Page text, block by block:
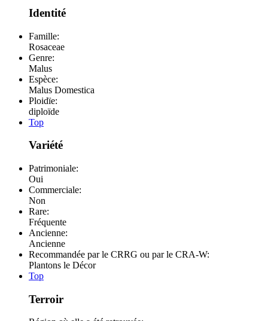
Identité
Famille:
Rosaceae
Genre:
Malus
Espèce:
Malus Domestica
Ploidïe:
diploïde
Top
Variété
Patrimoniale:
Oui
Commerciale:
Non
Rare:
Fréquente
Ancienne:
Ancienne
Recommandée par le CRRG ou par le CRA-W:
Plantons le Décor
Top
Terroir